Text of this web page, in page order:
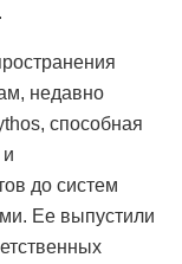
недавно
способная
до систем
Ее выпустили